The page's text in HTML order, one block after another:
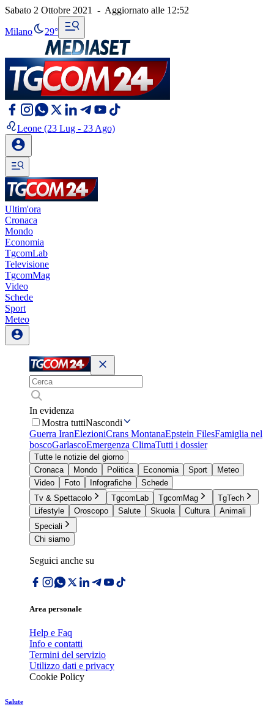
Sabato 2 Ottobre 2021 - Aggiornato alle 12:52
Milano 29°
Leone (23 Lug - 23 Ago)
Ultim'ora
Cronaca
Mondo
Economia
TgcomLab
Televisione
TgcomMag
Video
Schede
Sport
Meteo
In evidenza
Mostra tuttiNascondi
Guerra IranElezioniCrans MontanaEpstein FilesFamiglia nel
boscoGarlascoEmergenza ClimaTutti i dossier
Tutte le notizie del giorno
Cronaca
Mondo Politica Economia Sport
Meteo
Video
Foto Infografiche
Schede
Tv & Spettacolo
TgcomLab TgcomMag
TgTech
Lifestyle
Oroscopo Salute Skuola Cultura
Animali
Speciali
Chi siamo
Seguici anche su
Area personale
Help e Faq
Info e contatti
Termini del servizio
Utilizzo dati e privacy
Cookie Policy
Salute